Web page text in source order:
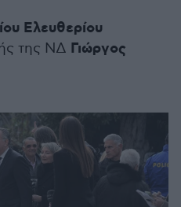
Ελευθερίου
της ΝΔ Γιώργος